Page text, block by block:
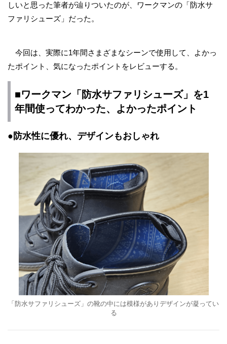
しいと思った筆者が辿りついたのが、ワークマンの「防水サ
ファリシューズ」だった。
今回は、実際に1年間さまざまなシーンで使用して、よかっ
たポイント、気になったポイントをレビューする。
■ワークマン「防水サファリシューズ」を1
年間使ってわかった、よかったポイント
●防水性に優れ、デザインもおしゃれ
「防水サファリシューズ」の靴の中には模様がありデザインが凝ってい
る